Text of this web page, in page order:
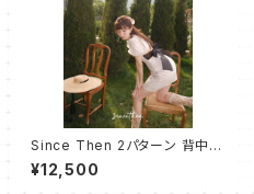
Since Then 2パターン 背中見
せ リボン ミニ ドレス ワンピー
ス
¥12,500